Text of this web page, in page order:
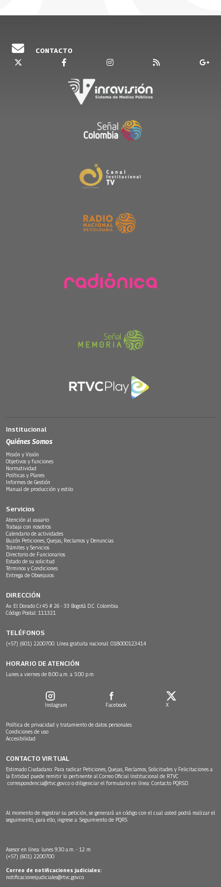
CONTACTO
Institucional
Quiénes Somos
Misión y Visión
Objetivos y funciones
Normatividad
Políticas y Planes
Informes de Gestión
Manual de producción y estilo
Servicios
Atención al usuario
Trabaja con nosotros
Calendario de actividades
Buzón Peticiones, Quejas, Reclamos y Denuncias
Trámites y Servicios
Directorio de Funcionarios
Estado de su solicitud
Términos y Condiciones
Entrega de Obsequios
DIRECCIÓN
Av. El Dorado Cr.45 # 26 - 33 Bogotá D.C. Colombia.
Código Postal: 111321
TELÉFONOS
(+57) (601) 2200700. Línea gratuita nacional: 018000123414
HORARIO DE ATENCIÓN
Lunes a viernes de 8:00 a.m. a 5:00 p.m.
Instagram Facebook X
Política de privacidad y tratamiento de datos personales
Condiciones de uso
Accesibilidad
CONTACTO VIRTUAL
Estimado Ciudadano: Para radicar Peticiones, Quejas, Reclamos, Solicitudes y Felicitaciones a
la Entidad puede remitir lo pertinente al Correo Oficial Institucional de RTVC
correspondencia@rtvc.gov.co o diligenciar el formulario en línea: Contacto PQRSD.
Al momento de registrar su petición, se generará un código con el cual usted podrá realizar el
seguimiento, para ello, ingrese a: Seguimiento de PQRS
Asesor en línea: lunes 9:30 a.m. - 12 m
(+57) (601) 2200700
Correo de notificaciones judiciales:
notificacionesjudiciales@rtvc.gov.co